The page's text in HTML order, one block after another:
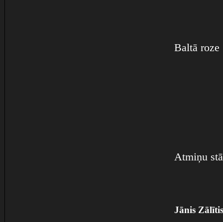
Baltā roze
Atmiņu
Jānis Zālītis